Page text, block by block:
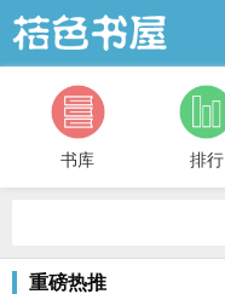
书库 排行
重磅热推